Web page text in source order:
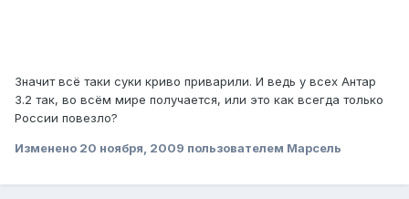
Значит всё таки суки криво приварили. И ведь у всех Антар
3.2 так, во всём мире получается, или это как всегда только
России повезло?
Изменено 20 ноября, 2009 пользователем Марсель